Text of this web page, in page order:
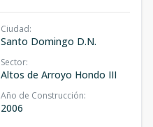
Ciudad:
Santo Domingo D.N.
Sector:
Altos de Arroyo Hondo III
Año de Construcción:
2006